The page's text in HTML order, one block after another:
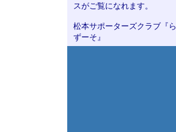
スがご覧になれます。
松本サポーターズクラブ『ら
ずーそ』